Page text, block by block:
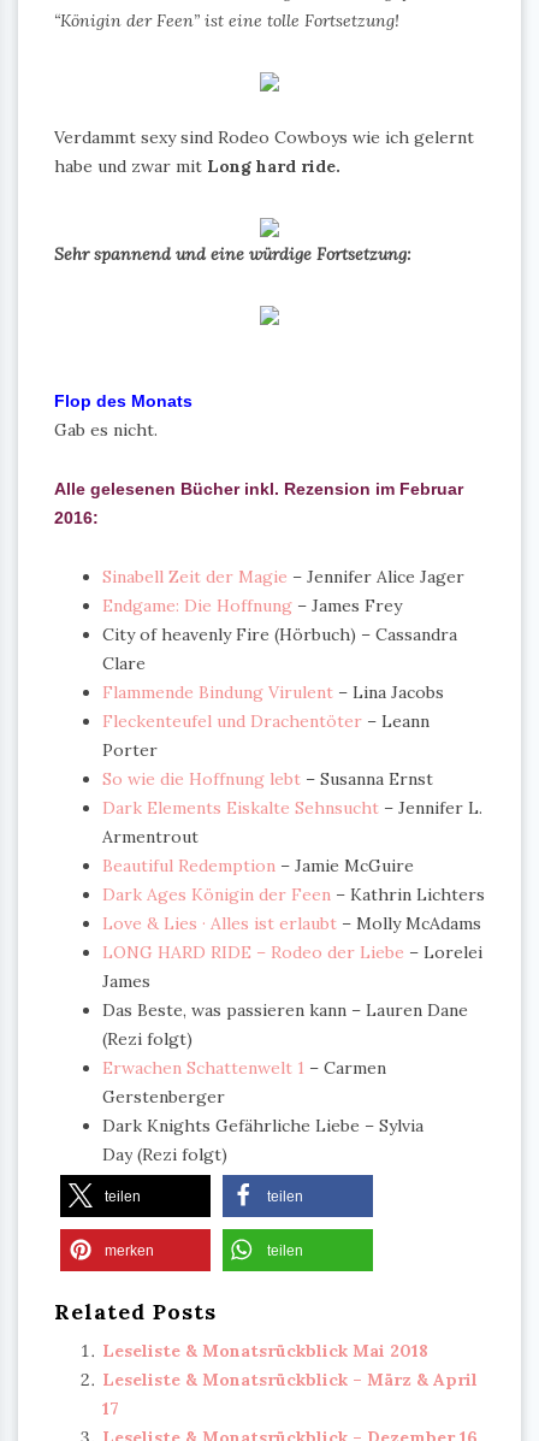
“Königin der Feen” ist eine tolle Fortsetzung!
Verdammt sexy sind Rodeo Cowboys wie ich gelernt
habe und zwar mit Long hard ride.
Sehr spannend und eine würdige Fortsetzung:
Flop des Monats
Gab es nicht.
Alle gelesenen Bücher inkl. Rezension im Februar
2016:
Sinabell Zeit der Magie – Jennifer Alice Jager
Endgame: Die Hoffnung – James Frey
City of heavenly Fire (Hörbuch) – Cassandra
Clare
Flammende Bindung Virulent – Lina Jacobs
Fleckenteufel und Drachentöter – Leann
Porter
So wie die Hoffnung lebt – Susanna Ernst
Dark Elements Eiskalte Sehnsucht – Jennifer L.
Armentrout
Beautiful Redemption – Jamie McGuire
Dark Ages Königin der Feen – Kathrin Lichters
Love & Lies · Alles ist erlaubt – Molly McAdams
LONG HARD RIDE – Rodeo der Liebe – Lorelei
James
Das Beste, was passieren kann – Lauren Dane
(Rezi folgt)
Erwachen Schattenwelt 1 – Carmen
Gerstenberger
Dark Knights Gefährliche Liebe – Sylvia
Day (Rezi folgt)
teilen teilen
merken teilen
Related Posts
Leseliste & Monatsrückblick Mai 2018
Leseliste & Monatsrückblick – März & April
17